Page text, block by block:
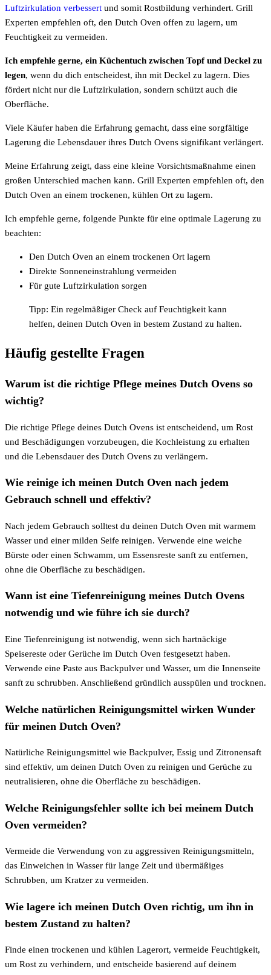
Luftzirkulation verbessert und somit Rostbildung verhindert. Grill
Experten empfehlen oft, den Dutch Oven offen zu lagern, um
Feuchtigkeit zu vermeiden.
Ich empfehle gerne, ein Küchentuch zwischen Topf und Deckel zu
legen, wenn du dich entscheidest, ihn mit Deckel zu lagern. Dies
fördert nicht nur die Luftzirkulation, sondern schützt auch die
Oberfläche.
Viele Käufer haben die Erfahrung gemacht, dass eine sorgfältige
Lagerung die Lebensdauer ihres Dutch Ovens signifikant verlängert.
Meine Erfahrung zeigt, dass eine kleine Vorsichtsmaßnahme einen
großen Unterschied machen kann. Grill Experten empfehlen oft, den
Dutch Oven an einem trockenen, kühlen Ort zu lagern.
Ich empfehle gerne, folgende Punkte für eine optimale Lagerung zu
beachten:
Den Dutch Oven an einem trockenen Ort lagern
Direkte Sonneneinstrahlung vermeiden
Für gute Luftzirkulation sorgen
Tipp: Ein regelmäßiger Check auf Feuchtigkeit kann
helfen, deinen Dutch Oven in bestem Zustand zu halten.
Häufig gestellte Fragen
Warum ist die richtige Pflege meines Dutch Ovens so
wichtig?
Die richtige Pflege deines Dutch Ovens ist entscheidend, um Rost
und Beschädigungen vorzubeugen, die Kochleistung zu erhalten
und die Lebensdauer des Dutch Ovens zu verlängern.
Wie reinige ich meinen Dutch Oven nach jedem
Gebrauch schnell und effektiv?
Nach jedem Gebrauch solltest du deinen Dutch Oven mit warmem
Wasser und einer milden Seife reinigen. Verwende eine weiche
Bürste oder einen Schwamm, um Essensreste sanft zu entfernen,
ohne die Oberfläche zu beschädigen.
Wann ist eine Tiefenreinigung meines Dutch Ovens
notwendig und wie führe ich sie durch?
Eine Tiefenreinigung ist notwendig, wenn sich hartnäckige
Speisereste oder Gerüche im Dutch Oven festgesetzt haben.
Verwende eine Paste aus Backpulver und Wasser, um die Innenseite
sanft zu schrubben. Anschließend gründlich ausspülen und trocknen.
Welche natürlichen Reinigungsmittel wirken Wunder
für meinen Dutch Oven?
Natürliche Reinigungsmittel wie Backpulver, Essig und Zitronensaft
sind effektiv, um deinen Dutch Oven zu reinigen und Gerüche zu
neutralisieren, ohne die Oberfläche zu beschädigen.
Welche Reinigungsfehler sollte ich bei meinem Dutch
Oven vermeiden?
Vermeide die Verwendung von zu aggressiven Reinigungsmitteln,
das Einweichen in Wasser für lange Zeit und übermäßiges
Schrubben, um Kratzer zu vermeiden.
Wie lagere ich meinen Dutch Oven richtig, um ihn in
bestem Zustand zu halten?
Finde einen trockenen und kühlen Lagerort, vermeide Feuchtigkeit,
um Rost zu verhindern, und entscheide basierend auf deinem